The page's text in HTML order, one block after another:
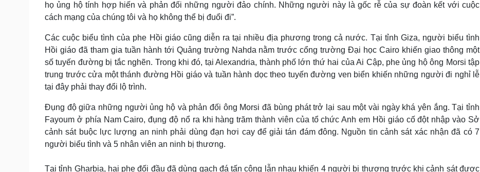
họ ủng hộ tính hợp hiến và phản đối những người đảo chính. Những người này là gốc rễ của sự đoàn kết với cuộc
cách mạng của chúng tôi và họ không thể bị đuổi đi”.
Các cuộc biểu tình của phe Hồi giáo cũng diễn ra tại nhiều địa phương trong cả nước. Tại tỉnh Giza, người biểu tình
Hồi giáo đã tham gia tuần hành tới Quảng trường Nahda nằm trước cổng trường Đại học Cairo khiến giao thông một
số tuyến đường bị tắc nghẽn. Trong khi đó, tại Alexandria, thành phố lớn thứ hai của Ai Cập, phe ủng hộ ông Morsi tập
trung trước cửa một thánh đường Hồi giáo và tuần hành dọc theo tuyến đường ven biển khiến những người đi nghỉ lễ
tại đây phải thay đổi lộ trình.
Đụng độ giữa những người ủng hộ và phản đối ông Morsi đã bùng phát trở lại sau một vài ngày khá yên ắng. Tại tỉnh
Fayoum ở phía Nam Cairo, đụng độ nổ ra khi hàng trăm thành viên của tổ chức Anh em Hồi giáo cố đột nhập vào Sở
cảnh sát buộc lực lượng an ninh phải dùng đạn hơi cay để giải tán đám đông. Nguồn tin cảnh sát xác nhận đã có 7
người biểu tình và 5 nhân viên an ninh bị thương.
Tại tỉnh Gharbia, hai phe đối đầu đã dùng gạch đá tấn công lẫn nhau khiến 4 người bị thương trước khi cảnh sát được